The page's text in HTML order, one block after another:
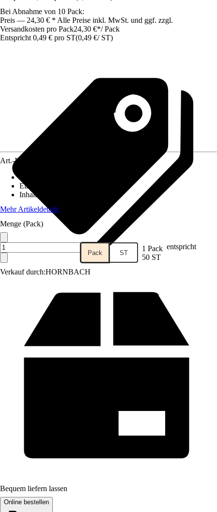
Bei Abnahme von 10 Pack:
Preis — 24,30 € * Alle Preise inkl. MwSt. und ggf. zzgl.
Versandkosten pro Pack24,30 €*/ Pack
Entspricht 0,49 € pro ST(0,49 €/ ST)
Verkauf durch:HORNBACH
Art.-Nr.
Einsatzbereich
Inhalt
Mehr Artikeldetails
Menge (Pack)
Pack ST 1 Pack entspricht
50 ST
Bequem liefern lassen
Online bestellen